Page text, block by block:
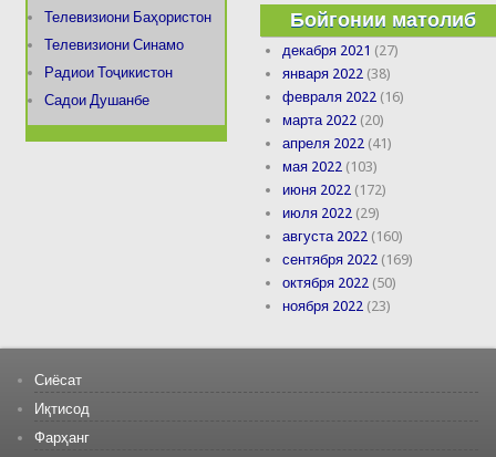
Телевизиони Баҳористон
Телевизиони Синамо
Радиои Тоҷикистон
Садои Душанбе
Бойгонии матолиб
декабря 2021 (27)
января 2022 (38)
февраля 2022 (16)
марта 2022 (20)
апреля 2022 (41)
мая 2022 (103)
июня 2022 (172)
июля 2022 (29)
августа 2022 (160)
сентября 2022 (169)
октября 2022 (50)
ноября 2022 (23)
Сиёсат
Иқтисод
Фарҳанг